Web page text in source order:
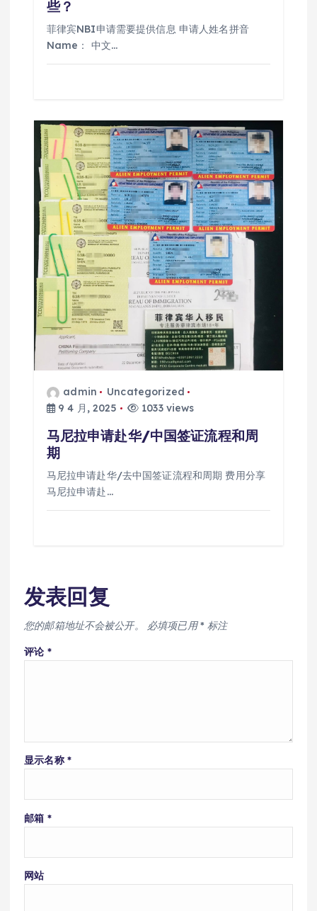
些？
菲律宾NBI申请需要提供信息 申请人姓名拼音
Name： 中文…
admin
Uncategorized
9 4 月, 2025
1033 views
马尼拉申请赴华/中国签证流程和周
期
马尼拉申请赴华/去中国签证流程和周期 费用分享
马尼拉申请赴…
发表回复
您的邮箱地址不会被公开。 必填项已用* 标注
评论 *
显示名称 *
邮箱 *
网站